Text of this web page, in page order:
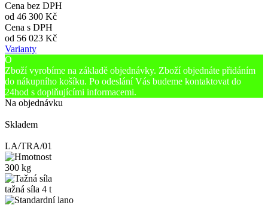
Cena bez DPH
od 46 300 Kč
Cena s DPH
od 56 023 Kč
Varianty
O
Zboží vyrobíme na základě objednávky. Zboží objednáte přidáním
do nákupního košíku. Po odeslání Vás budeme kontaktovat do
24hod s doplňujícími informacemi.
Na objednávku
Skladem
LA/TRA/01
300 kg
tažná síla 4 t